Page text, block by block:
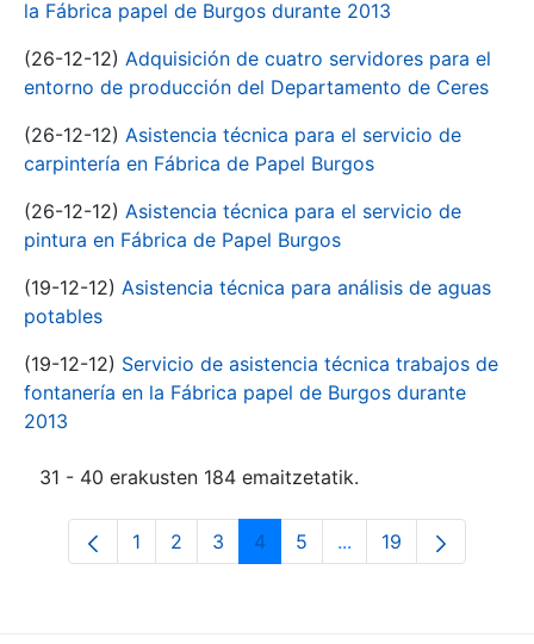
la Fábrica papel de Burgos durante 2013
(26-12-12) Adquisición de cuatro servidores para el
entorno de producción del Departamento de Ceres
(26-12-12) Asistencia técnica para el servicio de
carpintería en Fábrica de Papel Burgos
(26-12-12) Asistencia técnica para el servicio de
pintura en Fábrica de Papel Burgos
(19-12-12) Asistencia técnica para análisis de aguas
potables
(19-12-12) Servicio de asistencia técnica trabajos de
fontanería en la Fábrica papel de Burgos durante
2013
31 - 40 erakusten 184 emaitzetatik.
Orrialdea
1 Orrialdea
2 Orrialdea
3 Orrialdea
4 Orrialdea
5 ...Intermediate Pages
Orrialdea
19